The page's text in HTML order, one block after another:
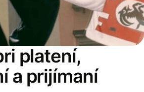
platení,
a prijímaní